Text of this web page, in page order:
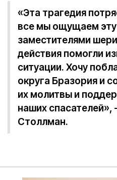
«Эта трагедия
все мы ощущаем
заместителями
действия помогли
ситуации. Хочу
округа Бразория и
их молитвы и
наших
Столлман.